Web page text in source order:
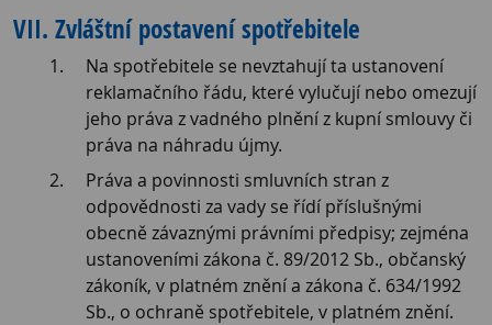
VII. Zvláštní postavení spotřebitele
Na spotřebitele se nevztahují ta ustanovení
reklamačního řádu, které vylučují nebo omezují
jeho práva z vadného plnění z kupní smlouvy či
práva na náhradu újmy.
Práva a povinnosti smluvních stran z
odpovědnosti za vady se řídí příslušnými
obecně závaznými právními předpisy; zejména
ustanoveními zákona č. 89/2012 Sb., občanský
zákoník, v platném znění a zákona č. 634/1992
Sb., o ochraně spotřebitele, v platném znění.